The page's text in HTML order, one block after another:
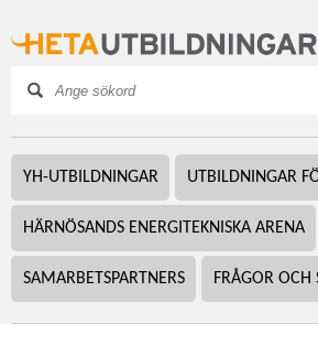
YH-UTBILDNINGAR UTBILDNINGAR
HÄRNÖSANDS ENERGITEKNISKA ARENA
SAMARBETSPARTNERS FRÅGOR OCH